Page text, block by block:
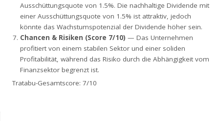
Ausschüttungsquote von 1.5%. Die nachhaltige Dividende mit
einer Ausschüttungsquote von 1.5% ist attraktiv, jedoch
könnte das Wachstumspotenzial der Dividende höher sein.
Chancen & Risiken (Score 7/10) — Das Unternehmen
profitiert von einem stabilen Sektor und einer soliden
Profitabilität, während das Risiko durch die Abhängigkeit vom
Finanzsektor begrenzt ist.
Tratabu-Gesamtscore: 7/10